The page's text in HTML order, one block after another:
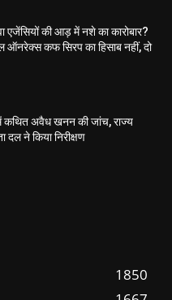
एजेंसियों की आड़ में नशे का कारोबार?
ऑनरेक्स कफ सिरप का हिसाब नहीं, दो
कथित अवैध खनन की जांच, राज्य
दल ने किया निरीक्षण
1850